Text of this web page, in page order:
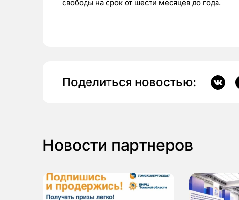
свободы на срок от шести месяцев до года.
Поделиться новостью:
Новости партнеров